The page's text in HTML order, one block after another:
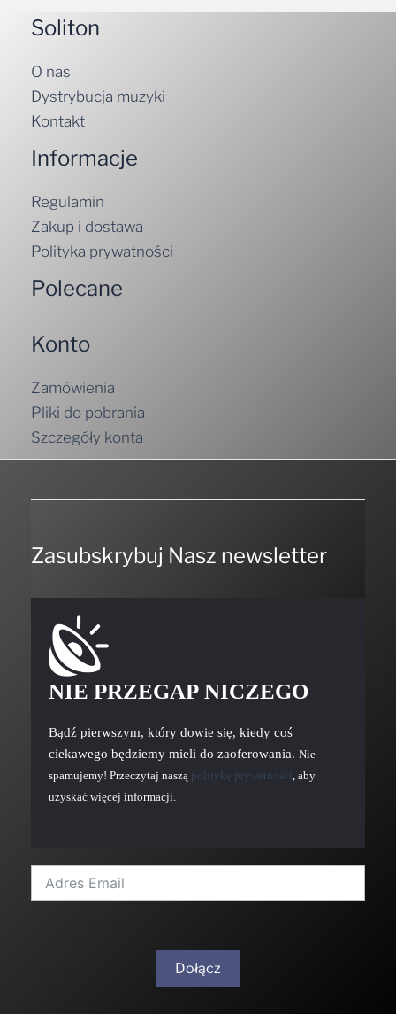
Soliton
O nas
Dystrybucja muzyki
Kontakt
Informacje
Regulamin
Zakup i dostawa
Polityka prywatności
Polecane
Konto
Zamówienia
Pliki do pobrania
Szczegóły konta
Zasubskrybuj Nasz newsletter
NIE PRZEGAP NICZEGO
Bądź pierwszym, który dowie się, kiedy coś
ciekawego będziemy mieli do zaoferowania. Nie
spamujemy! Przeczytaj naszą politykę prywatności , aby
uzyskać więcej informacji.
Dołącz